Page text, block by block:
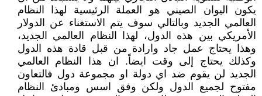
يكون اليوان الصيني هو العملة الرئيسية لهذا النظام
العالمي الجديد وبالتالي سوف يتم الاستغناء عن الدولار
الأمريكي بين هذه الدول، لهذا النظام العالمي الجديد،
وهذا يحتاج عمل جاد وارادة من قبل قادة هذه الدول
وكذلك يحتاج إلى وقت ايضاً. ان هذا النظام العالمي
الجديد لن يقوم ضد اي دولة او مجموعة دول فالتعاون
مفتوح لجميع الدول ولكن وفق اسس ومبادئ النظام